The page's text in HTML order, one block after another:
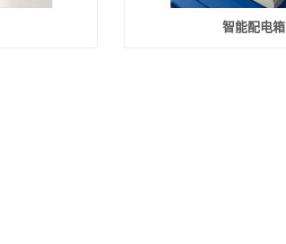
智能配电箱